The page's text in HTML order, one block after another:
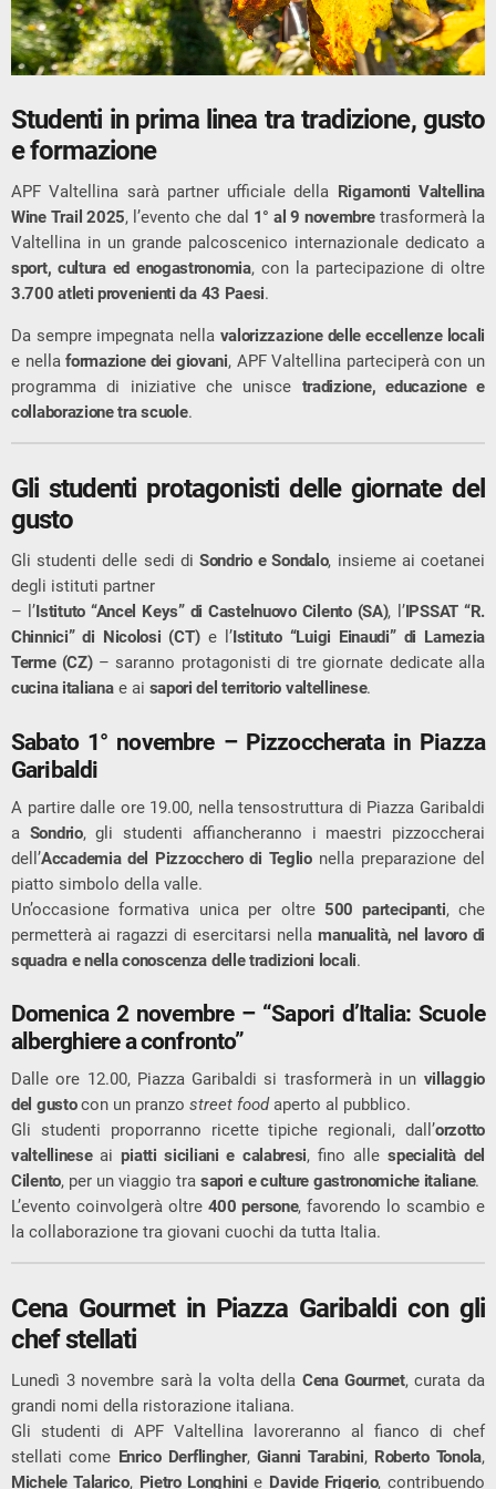
Studenti in prima linea tra tradizione, gusto
e formazione
APF Valtellina sarà partner ufficiale della Rigamonti Valtellina
Wine Trail 2025, l’evento che dal 1° al 9 novembretrasformerà la
Valtellina in un grande palcoscenico internazionale dedicato a
sport, cultura ed enogastronomia, con la partecipazione di oltre
3.700 atleti provenienti da 43 Paesi.
Da sempre impegnata nella valorizzazione delle eccellenze locali
e nellaformazione dei giovani, APF Valtellina parteciperà con un
programma di iniziative che unisce tradizione, educazione e
collaborazione tra scuole.
Gli studenti protagonisti delle giornate del
gusto
Gli studenti delle sedi diSondrio e Sondalo, insieme ai coetanei
degli istituti partner
– l’ Istituto “Ancel Keys” di Castelnuovo Cilento (SA), l’IPSSAT “R.
Chinnici” di Nicolosi (CT)e l’ Istituto “Luigi Einaudi” di Lamezia
Terme (CZ)– saranno protagonisti di tre giornate dedicate alla
cucina italianae ai sapori del territorio valtellinese.
Sabato 1° novembre – Pizzoccherata in Piazza
Garibaldi
A partire dalle ore 19.00, nella tensostruttura di Piazza Garibaldi
a Sondrio, gli studenti affiancheranno i maestri pizzoccherai
dell’Accademia del Pizzocchero di Teglionella preparazione del
piatto simbolo della valle.
Un’occasione formativa unica per oltre 500 partecipanti, che
permetterà ai ragazzi di esercitarsi nellamanualità, nel lavoro di
squadra e nella conoscenza delle tradizioni locali.
Domenica 2 novembre – “Sapori d’Italia: Scuole
alberghiere a confronto”
Dalle ore 12.00, Piazza Garibaldi si trasformerà in un villaggio
del gustocon un pranzostreet foodaperto al pubblico.
Gli studenti proporranno ricette tipiche regionali, dall’orzotto
valtellineseaipiatti siciliani e calabresi, fino allespecialità del
Cilento, per un viaggio tra sapori e culture gastronomiche italiane.
L’evento coinvolgerà oltre 400 persone, favorendo lo scambio e
la collaborazione tra giovani cuochi da tutta Italia.
Cena Gourmet in Piazza Garibaldi con gli
chef stellati
Lunedì 3 novembre sarà la volta della Cena Gourmet, curata da
grandi nomi della ristorazione italiana.
Gli studenti di APF Valtellina lavoreranno al fianco di chef
stellati come Enrico Derflingher, Gianni Tarabini, Roberto Tonola,
Michele Talarico, Pietro Longhini e Davide Frigerio, contribuendo